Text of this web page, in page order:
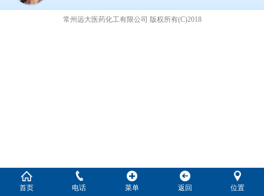
常州远大医药化工有限公司 版权所有(C)2018
首页 电话 菜单 返回 位置